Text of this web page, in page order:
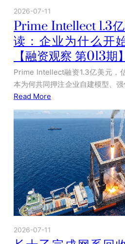
2026-07-11
Prime Intellect 1.3
读：企业为什么开
【融资观察 第013期】
Prime Intellect融资1.3亿美元，
本为何共同押注企业自建模型、
Read More
2026-07-11